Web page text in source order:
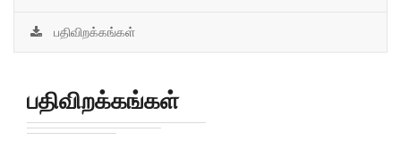
பதிவிறக்கங்கள்
பதிவிறக்கங்கள்